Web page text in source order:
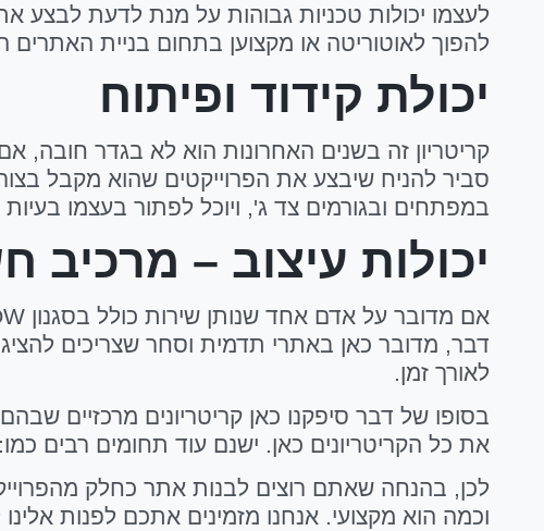
לעצמו יכולות טכניות גבוהות על מנת לדעת לבצע
להפוך לאוטוריטה או מקצוען בתחום בניית האתרים
יכולת קידוד ופיתוח
קריטריון זה בשנים האחרונות הוא לא בגדר חובה,
סביר להניח שיבצע את הפרוייקטים שהוא מקבל
במפתחים ובגורמים צד ג', ויוכל לפתור בעצמו בעיות
יכולות עיצוב –
דבר, מדובר כאן באתרי תדמית וסחר שצריכים
לאורך זמן.
בסופו של דבר סיפקנו כאן קריטריונים מרכזיים
את כל הקריטריונים כאן. ישנם עוד תחומים רבים
לכן, בהנחה שאתם רוצים לבנות אתר כחלק
וכמה הוא מקצועי. אנחנו מזמינים אתכם לפנות